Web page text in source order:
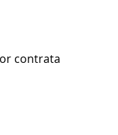
contrata